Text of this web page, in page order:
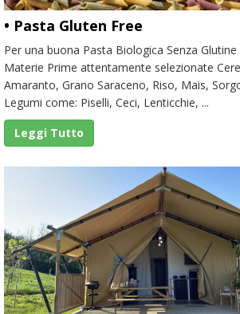
• Pasta Gluten Free
Per una buona Pasta Biologica Senza
Materie Prime attentamente selezionate
Amaranto, Grano Saraceno, Riso, Mais,
Legumi come: Piselli, Ceci, Lenticchie, ...
Leggi Tutto